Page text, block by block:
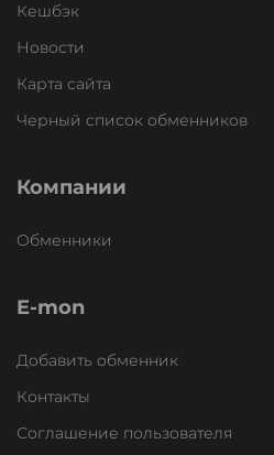
Кешбэк
Новости
Карта сайта
Черный список обменников
Компании
Обменники
E-mon
Добавить обменник
Контакты
Соглашение пользователя